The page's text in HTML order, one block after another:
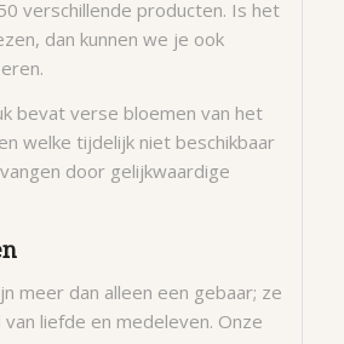
verschillende producten. Is het
dan kunnen we je ook
bevat verse bloemen van het
welke tijdelijk niet beschikbaar
door gelijkwaardige
meer dan alleen een gebaar; ze
liefde en medeleven. Onze